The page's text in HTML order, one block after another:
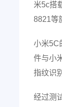
米5c搭
8821等
小米5C
件与小
指纹识
经过测